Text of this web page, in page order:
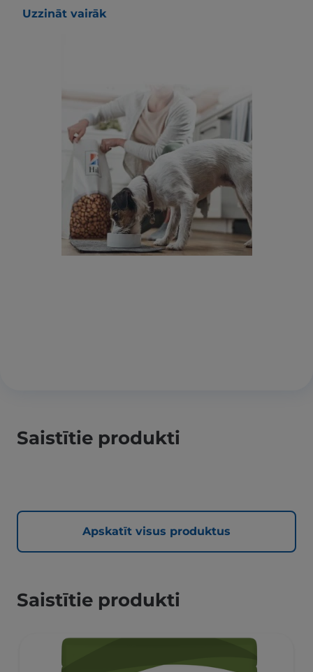
Uzzināt vairāk
Saistītie produkti
Apskatīt visus produktus
Saistītie produkti